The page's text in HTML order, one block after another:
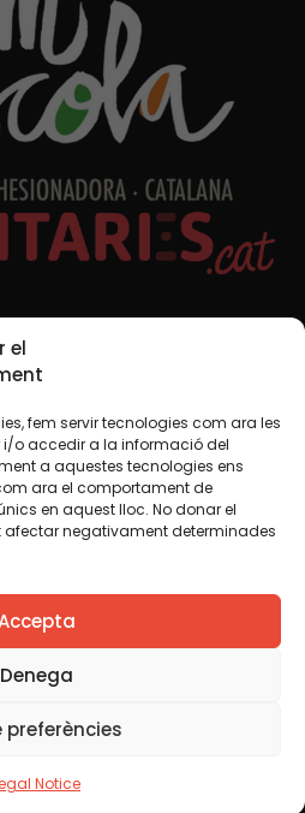
el
fem servir tecnologies com ara les
o accedir a la informació del
a aquestes tecnologies ens
ara el comportament de
en aquest lloc. No donar el
negativament determinades
Denega
preferències
Notice
IN
should be shared. That is why
license, unless otherwise
We encourage you to copy,
and create your own
that you acknowledge the